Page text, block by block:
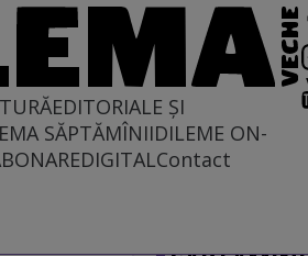
EDITORIALE ȘI
SĂPTĂMÎNIIDILEME ON-
DIGITALContact